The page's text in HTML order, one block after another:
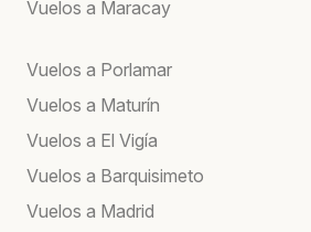
Vuelos a Maracay
Vuelos a Porlamar
Vuelos a Maturín
Vuelos a El Vigía
Vuelos a Barquisimeto
Vuelos a Madrid